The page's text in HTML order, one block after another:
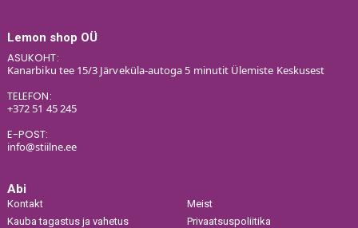
Lemon shop OÜ
ASUKOHT:
Kanarbiku tee 15/3 Järveküla-autoga 5 minutit Ülemiste Keskusest
TELEFON:
+372 51 45 245
E-POST:
info@stiilne.ee
Abi
Kontakt
Kauba tagastus ja vahetus
Meist
Privaatsuspoliitika